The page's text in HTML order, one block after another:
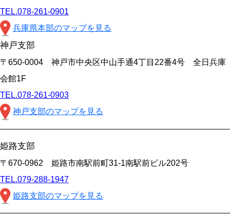
TEL.078-261-0901
兵庫県本部のマップを見る
神戸支部
〒650-0004 神戸市中央区中山手通4丁目22番4号 全日兵庫
会館1F
TEL.078-261-0903
神戸支部のマップを見る
姫路支部
〒670-0962 姫路市南駅前町31-1南駅前ビル202号
TEL.079-288-1947
姫路支部のマップを見る